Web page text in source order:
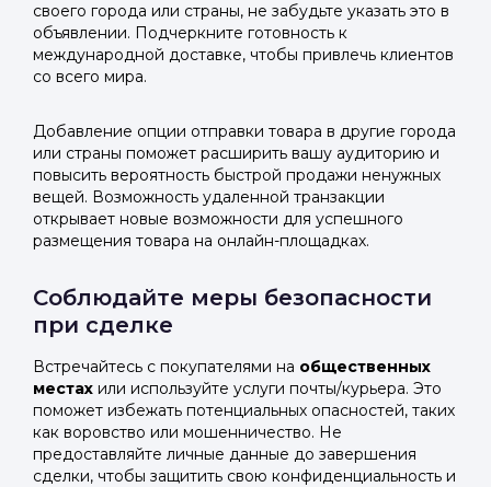
своего города или страны, не забудьте указать это в
объявлении. Подчеркните готовность к
международной доставке, чтобы привлечь клиентов
со всего мира.
Добавление опции отправки товара в другие города
или страны поможет расширить вашу аудиторию и
повысить вероятность быстрой продажи ненужных
вещей. Возможность удаленной транзакции
открывает новые возможности для успешного
размещения товара на онлайн-площадках.
Соблюдайте меры безопасности
при сделке
Встречайтесь с покупателями на общественных
местах или используйте услуги почты/курьера. Это
поможет избежать потенциальных опасностей, таких
как воровство или мошенничество. Не
предоставляйте личные данные до завершения
сделки, чтобы защитить свою конфиденциальность и